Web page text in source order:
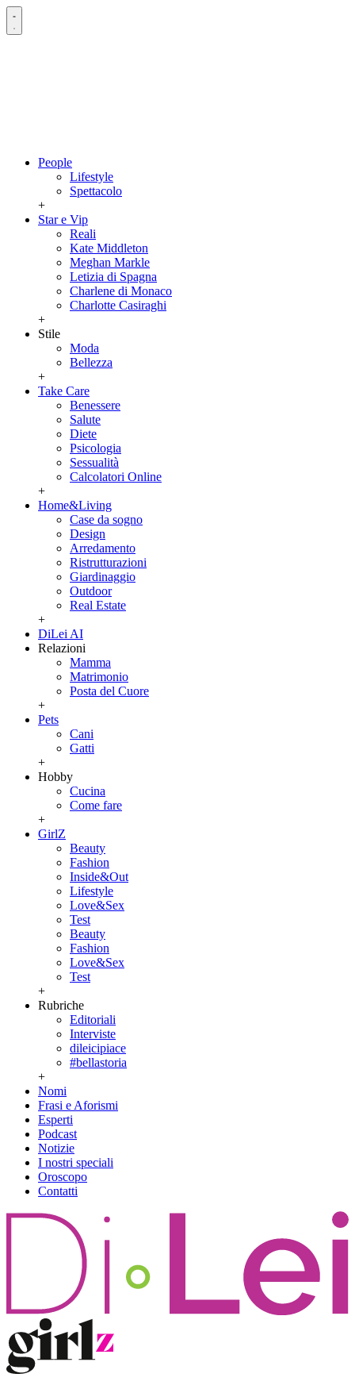
People
Lifestyle
Spettacolo
+
Star e Vip
Reali
Kate Middleton
Meghan Markle
Letizia di Spagna
Charlene di Monaco
Charlotte Casiraghi
+
Stile
Moda
Bellezza
+
Take Care
Benessere
Salute
Diete
Psicologia
Sessualità
Calcolatori Online
+
Home&Living
Case da sogno
Design
Arredamento
Ristrutturazioni
Giardinaggio
Outdoor
Real Estate
+
DiLei AI
Relazioni
Mamma
Matrimonio
Posta del Cuore
+
Pets
Cani
Gatti
+
Hobby
Cucina
Come fare
+
GirlZ
Beauty
Fashion
Inside&Out
Lifestyle
Love&Sex
Test
Beauty
Fashion
Love&Sex
Test
+
Rubriche
Editoriali
Interviste
dileicipiace
#bellastoria
+
Nomi
Frasi e Aforismi
Esperti
Podcast
Notizie
I nostri speciali
Oroscopo
Contatti